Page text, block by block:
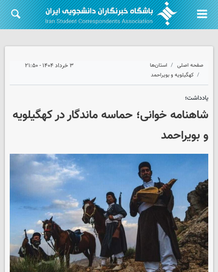
صفحه اصلی
استان‌ها
کهگیلویه و بویراحمد
۳ خرداد ۱۴۰۴ - ۲۱:۵۰
یادداشت؛
شاهنامه خوانی؛ حماسه ماندگار در کهگیلویه
و بویراحمد